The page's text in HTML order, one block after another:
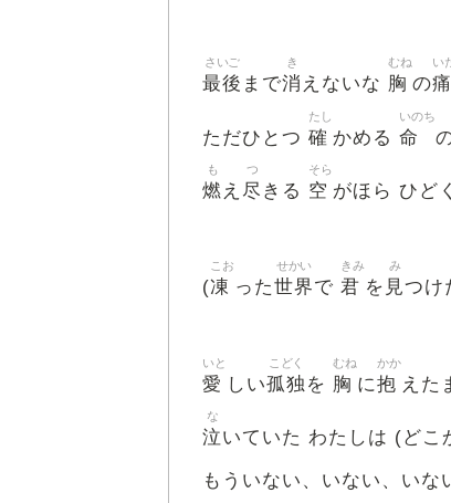
最後
さいご
まで消
き
えないな 胸
むね
の痛
い
ただひとつ 確
たし
かめる 命
いのち
燃
も
え 尽
つ
きる 空
そら
がほら ひどく
(凍
こお
った世界
せかい
で 君
きみ
を 見
み
つけ
愛
いと
しい孤独
こどく
を 胸
むね
に抱
かか
えた
泣
な
いていた わたしは (どこ
もういない、いない、いな